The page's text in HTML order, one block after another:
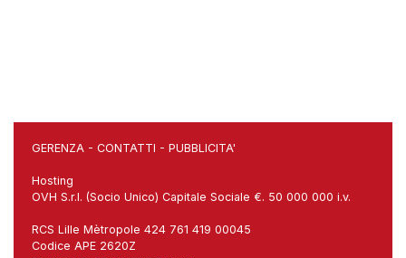
GERENZA - CONTATTI - PUBBLICITA'
Hosting
OVH S.r.l. (Socio Unico) Capitale Sociale €. 50 000 000 i.v.
RCS Lille Mètropole 424 761 419 00045
Codice APE 2620Z